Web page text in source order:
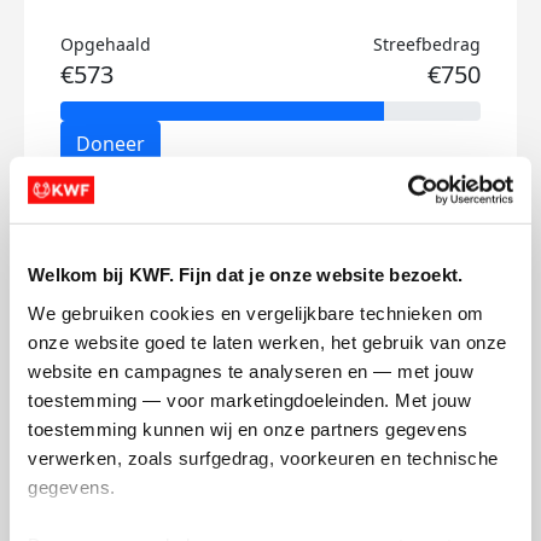
Welkom bij KWF. Fijn dat je onze website bezoekt.
We gebruiken cookies en vergelijkbare technieken om
onze website goed te laten werken, het gebruik van onze
website en campagnes te analyseren en — met jouw
toestemming — voor marketingdoeleinden. Met jouw
toestemming kunnen wij en onze partners gegevens
verwerken, zoals surfgedrag, voorkeuren en technische
gegevens.
Opgehaald
€573
Streefbedrag
€750
Doneer
Anne's badges